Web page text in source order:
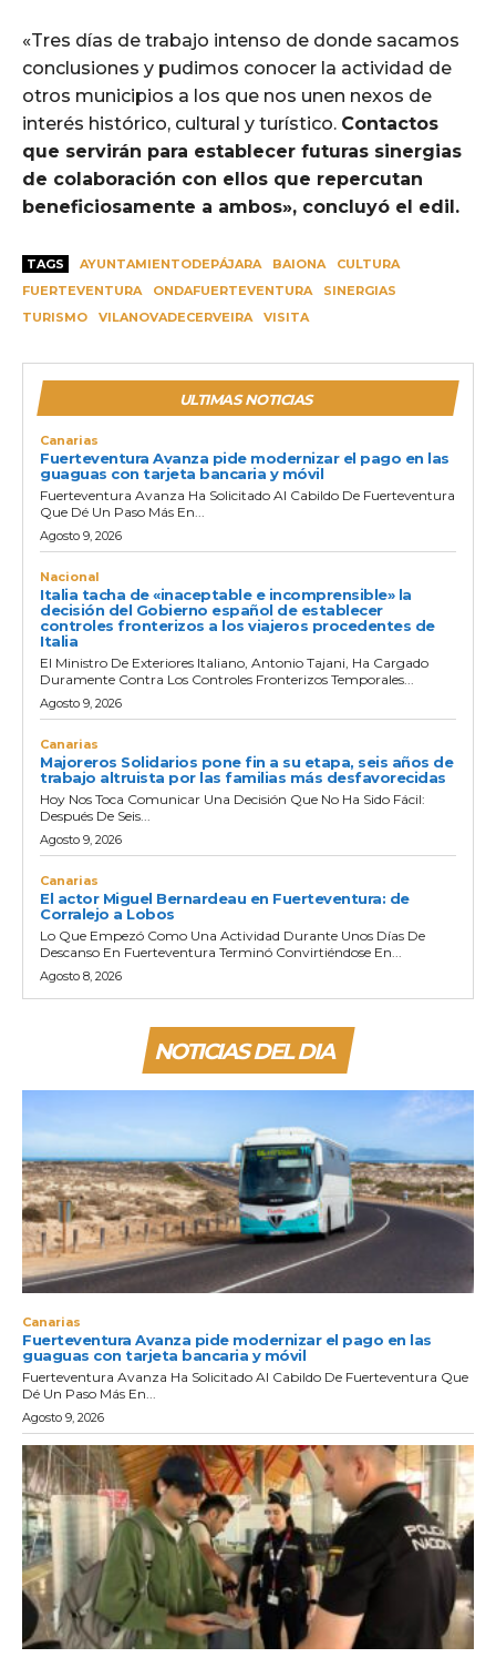
«Tres días de trabajo intenso de donde sacamos
conclusiones y pudimos conocer la actividad de
otros municipios a los que nos unen nexos de
interés histórico, cultural y turístico. Contactos
que servirán para establecer futuras sinergias
de colaboración con ellos que repercutan
beneficiosamente a ambos», concluyó el edil.
TAGS AYUNTAMIENTODEPÁJARA BAIONA
CULTURA
FUERTEVENTURA
ONDAFUERTEVENTURA
SINERGIAS
TURISMO
VILANOVADECERVEIRA VISITA
ULTIMAS NOTICIAS
Canarias
Fuerteventura Avanza pide modernizar el pago en las
guaguas con tarjeta bancaria y móvil
Fuerteventura Avanza Ha Solicitado Al Cabildo De Fuerteventura
Que Dé Un Paso Más En...
Agosto 9, 2026
Nacional
Italia tacha de «inaceptable e incomprensible» la
decisión del Gobierno español de establecer
controles fronterizos a los viajeros procedentes de
Italia
El Ministro De Exteriores Italiano, Antonio Tajani, Ha Cargado
Duramente Contra Los Controles Fronterizos Temporales...
Agosto 9, 2026
Canarias
Majoreros Solidarios pone fin a su etapa, seis años de
trabajo altruista por las familias más desfavorecidas
Hoy Nos Toca Comunicar Una Decisión Que No Ha Sido Fácil:
Después De Seis...
Agosto 9, 2026
Canarias
El actor Miguel Bernardeau en Fuerteventura: de
Corralejo a Lobos
Lo Que Empezó Como Una Actividad Durante Unos Días De
Descanso En Fuerteventura Terminó Convirtiéndose En...
Agosto 8, 2026
NOTICIAS DEL DIA
Canarias
Fuerteventura Avanza pide modernizar el pago en las
guaguas con tarjeta bancaria y móvil
Fuerteventura Avanza Ha Solicitado Al Cabildo De Fuerteventura Que
Dé Un Paso Más En...
Agosto 9, 2026